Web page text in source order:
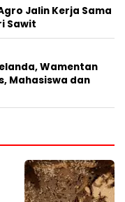
Jalin Kerja Sama
Sawit
Wamentan
Mahasiswa dan